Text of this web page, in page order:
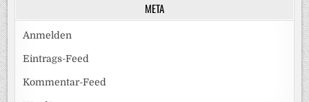
META
Anmelden
Eintrags-Feed
Kommentar-Feed